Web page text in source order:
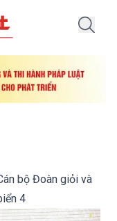
bộ Đoàn giỏi và
4